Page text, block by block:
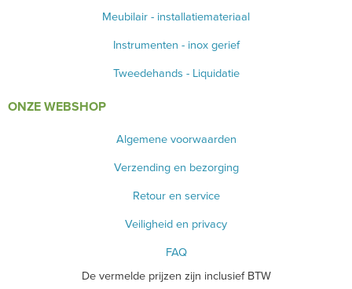
Meubilair - installatiemateriaal
Instrumenten - inox gerief
Tweedehands - Liquidatie
ONZE WEBSHOP
Algemene voorwaarden
Verzending en bezorging
Retour en service
Veiligheid en privacy
FAQ
De vermelde prijzen zijn inclusief BTW